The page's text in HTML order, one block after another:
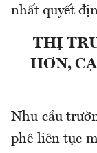
nhất quyết
THỊ
HƠN,
Nhu cầu
phê liên tục